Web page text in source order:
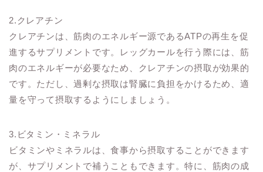
2.クレアチン
クレアチンは、筋肉のエネルギー源であるATPの再生を促
進するサプリメントです。レッグカールを行う際には、筋
肉のエネルギーが必要なため、クレアチンの摂取が効果的
です。ただし、過剰な摂取は腎臓に負担をかけるため、適
量を守って摂取するようにしましょう。
3.ビタミン・ミネラル
ビタミンやミネラルは、食事から摂取することができます
が、サプリメントで補うこともできます。特に、筋肉の成